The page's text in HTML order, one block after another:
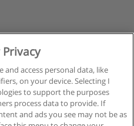
access personal data, like
on your device. Selecting I
to support the purposes
process data to provide. If
and ads you see may not be as